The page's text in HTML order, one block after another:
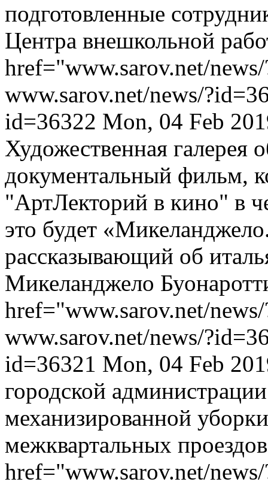
подготовленные
Центра внешкольной
href="www.sarov.net/
www.sarov.net/news/
id=36322 Mon, 04 Feb
Художественная галерея
документальный фильм,
"АртЛекторий в кино" в
это будет
рассказывающий об
Микеланджело
href="www.sarov.net/
www.sarov.net/news/
id=36321 Mon, 04 Feb
городской
механизированной
межквартальных
href="www.sarov.net/